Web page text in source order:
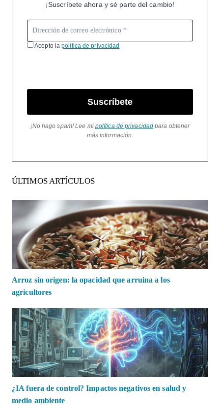
¡Suscríbete ahora y sé parte del cambio!
Acepto lapolítica de privacidad
Suscríbete
¡No hago spam! Lee mi política de privacidad para obtener
más información.
ÚLTIMOS ARTÍCULOS
Arroz sin origen: la opacidad que arruina a los
agricultores
¿IA fuera de control? Impactos negativos en salud y
medio ambiente